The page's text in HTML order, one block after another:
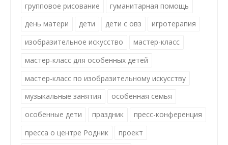
групповое рисование
гуманитарная помощь
день матери
дети дети с овз
игротерапия
изобразительное искусство
мастер-класс
мастер-класс для особенных детей
мастер-класс по изобразительному искусству
музыкальные занятия
особенная семья
особенные дети
праздник
пресс-конференция
пресса о центре Родник
проект